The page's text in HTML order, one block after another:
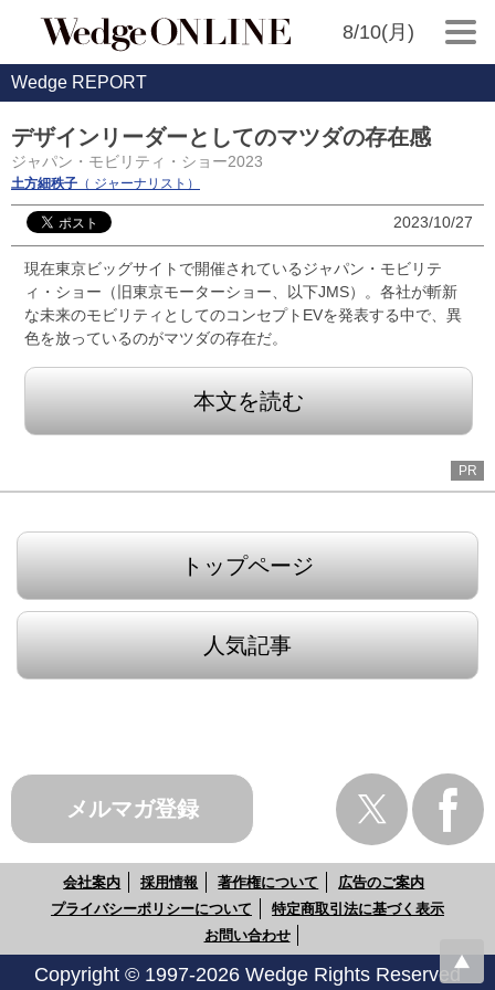
8/10(月)
Wedge REPORT
デザインリーダーとしてのマツダの存在感
ジャパン・モビリティ・ショー2023
土方細秩子 （ ジャーナリスト）
2023/10/27
現在東京ビッグサイトで開催されているジャパン・モビリテ
ィ・ショー（旧東京モーターショー、以下JMS）。各社が斬新
な未来のモビリティとしてのコンセプトEVを発表する中で、異
色を放っているのがマツダの存在だ。
本文を読む
PR
トップページ
人気記事
メルマガ登録
会社案内 採用情報 著作権について
広告のご案内
プライバシーポリシーについて
特定商取引法に基づく表示
お問い合わせ
Copyright © 1997-2026 Wedge Rights Reserved